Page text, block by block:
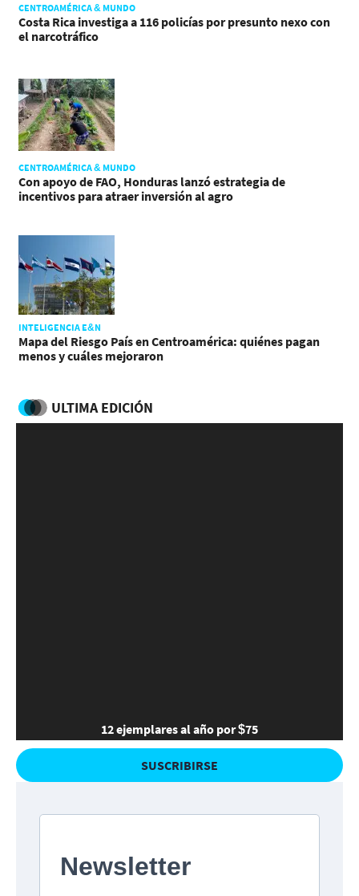
CENTROAMÉRICA & MUNDO
Costa Rica investiga a 116 policías por presunto nexo con
el narcotráfico
CENTROAMÉRICA & MUNDO
Con apoyo de FAO, Honduras lanzó estrategia de
incentivos para atraer inversión al agro
INTELIGENCIA E&N
Mapa del Riesgo País en Centroamérica: quiénes pagan
menos y cuáles mejoraron
ULTIMA EDICIÓN
12 ejemplares al año por $75
SUSCRIBIRSE